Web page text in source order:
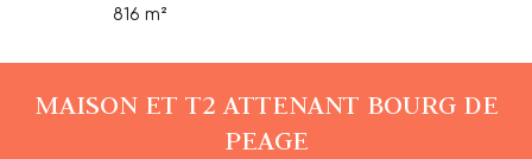
816m²
MAISON ET T2 ATTENANT BOURG DE
PEAGE